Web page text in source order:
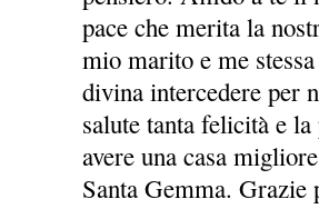
pace che merita la
mio marito e me
divina intercedere per
salute tanta felicità e
avere una casa
Santa Gemma. Grazie